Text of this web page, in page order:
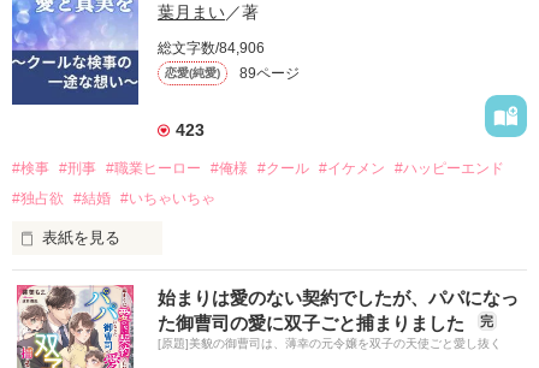
葉月まい／著
総文字数/84,906
恋愛(純愛) 89ページ
423
#検事 #刑事 #職業ヒーロー #俺様 #クール #イケメン
#ハッピーエンド
#独占欲
#結婚 #いちゃいちゃ
表紙を見る
社長秘書の凛香は
ある日不審な男性の尾行に気づく。
駆け込んた警察署で
意外な展開になり……
始まりは愛のない契約でしたが、パパになっ
た御曹司の愛に双子ごと捕まりました
完
[原題]美貌の御曹司は、薄幸の元令嬢を双子の天使ごと愛し抜く